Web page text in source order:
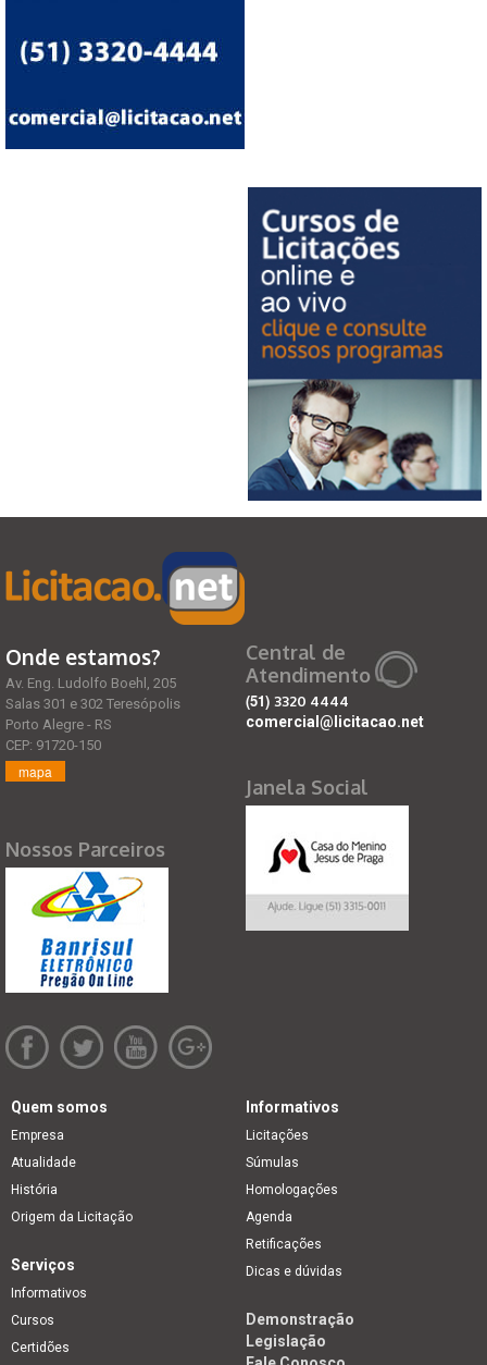
Onde estamos?
Av. Eng. Ludolfo Boehl, 205
Salas 301 e 302 Teresópolis
Porto Alegre - RS
CEP: 91720-150
mapa
Nossos Parceiros
Central de
Atendimento
(51) 3320 4444
comercial@licitacao.net
Janela Social
Quem somos
Empresa
Atualidade
História
Origem da Licitação
Informativos
Licitações
Súmulas
Homologações
Agenda
Retificações
Dicas e dúvidas
Serviços
Informativos
Cursos
Certidões
Demonstração
Legislação